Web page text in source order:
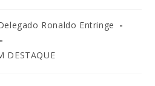
Ronaldo Entringe
DESTAQUE